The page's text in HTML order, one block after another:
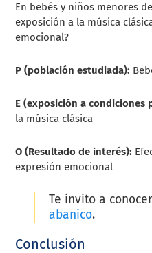
En bebés y niños menores
exposición a la música
emocional?
P (población estudiada):
E (exposición a condiciones
la música clásica
O (Resultado de interés):
expresión emocional
Te invito a
abanico.
Conclusión